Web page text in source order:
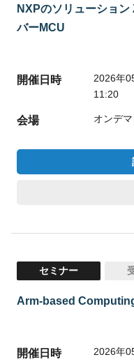
NXPのソリューショ
バーMCU
開催日時
2026年
11:20
会場 オンデマ
セミナー
Arm-based
開催日時 2026年